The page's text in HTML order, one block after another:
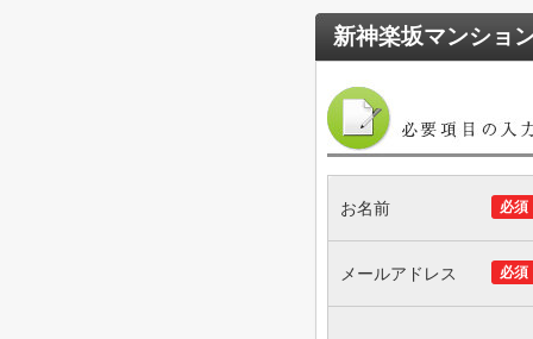
新神楽坂マンショ
必須
お名前
必須
メールアドレス